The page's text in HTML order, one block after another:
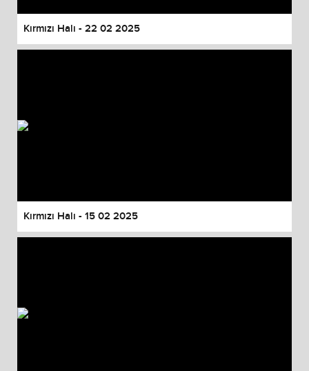
Kırmızı Halı - 22 02 2025
Kırmızı Halı - 15 02 2025